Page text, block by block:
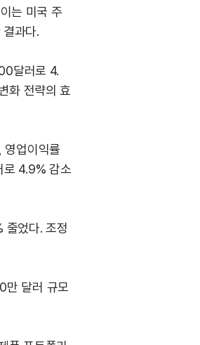
는 미국 주
과다.
달러로 4.
화 전략의 효
업이익률
로 4.9% 감소
었다. 조정
만 달러 규모